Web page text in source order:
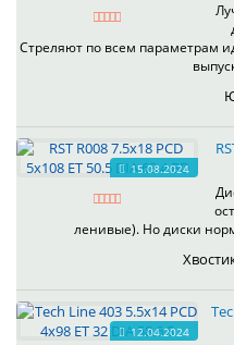
Стреляют по всем параметрам
15.08.2024
ленивые). Но диски
12.04.2024